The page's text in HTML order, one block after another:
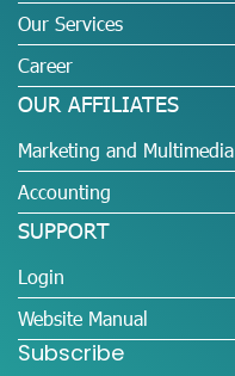
Our Services
Career
OUR AFFILIATES
Marketing and Multimedia
Accounting
SUPPORT
Login
Website Manual
Subscribe